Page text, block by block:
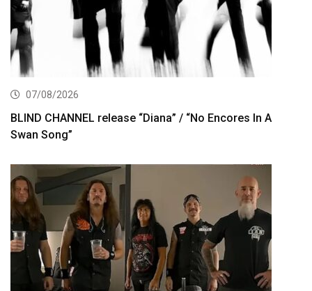
07/08/2026
BLIND CHANNEL release “Diana” / “No Encores In A
Swan Song”